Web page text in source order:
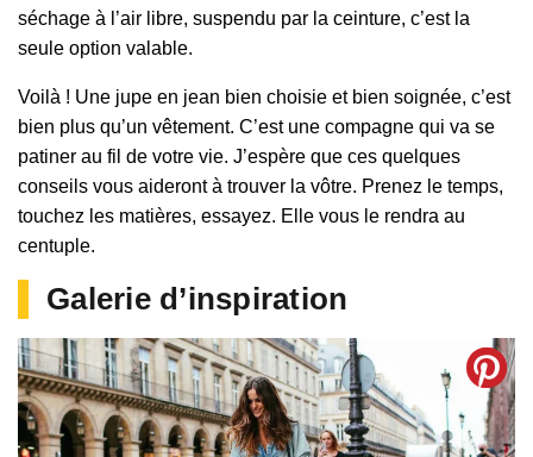
séchage à l’air libre, suspendu par la ceinture, c’est la
seule option valable.
Voilà ! Une jupe en jean bien choisie et bien soignée, c’est
bien plus qu’un vêtement. C’est une compagne qui va se
patiner au fil de votre vie. J’espère que ces quelques
conseils vous aideront à trouver la vôtre. Prenez le temps,
touchez les matières, essayez. Elle vous le rendra au
centuple.
Galerie d’inspiration